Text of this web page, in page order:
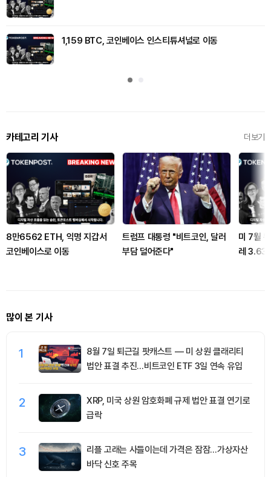
1,159 BTC, 코인베이스 인스티튜셔널로 이동
카테고리 기사 더보기
8만6562 ETH, 익명 지갑서
코인베이스로 이동
트럼프 대통령 "비트코인, 달러
부담 덜어준다"
미 7월
레
많이 본 기사
1
8월 7일 퇴근길 팟캐스트 — 미 상원 클래리티
법안 표결 추진…비트코인 ETF 3일 연속 유입
2
XRP, 미국 상원 암호화폐 규제 법안 표결 연기로
급락
3
리플 고래는 사들이는데 가격은 잠잠…가상자산
바닥 신호 주목